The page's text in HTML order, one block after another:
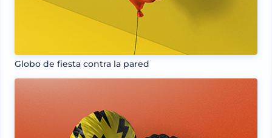
Globo de fiesta contra la pared